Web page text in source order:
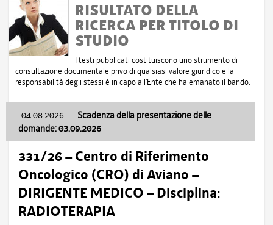
RISULTATO DELLA
RICERCA PER TITOLO DI
STUDIO
I testi pubblicati costituiscono uno strumento di
consultazione documentale privo di qualsiasi valore giuridico e la
responsabilità degli stessi è in capo all'Ente che ha emanato il bando.
04.08.2026 - Scadenza della presentazione delle
domande: 03.09.2026
331/26 – Centro di Riferimento
Oncologico (CRO) di Aviano –
DIRIGENTE MEDICO – Disciplina:
RADIOTERAPIA